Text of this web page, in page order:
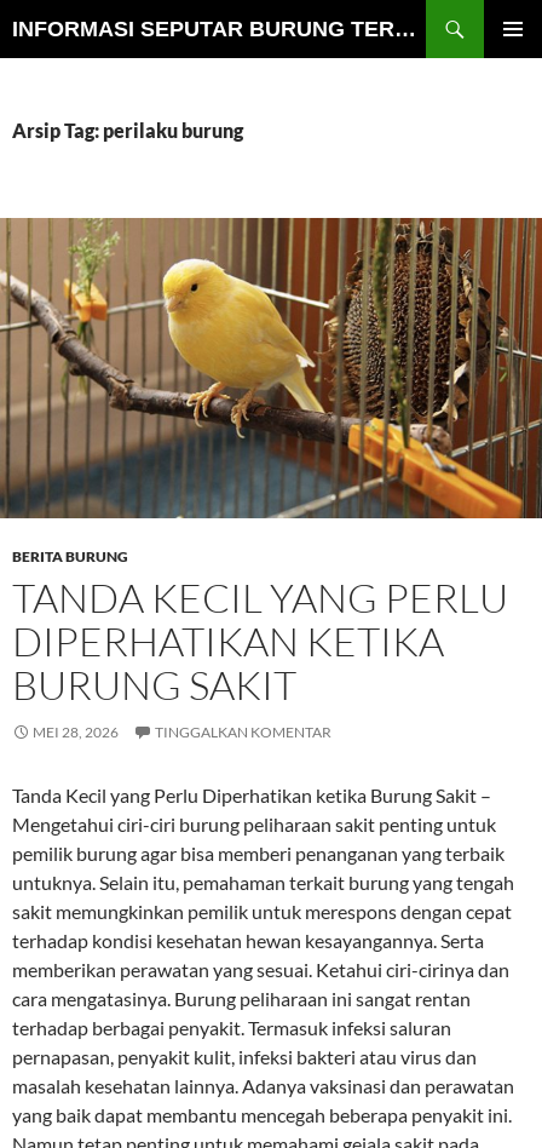
INFORMASI SEPUTAR BURUNG TERLENGKAP
Arsip Tag: perilaku burung
BERITA BURUNG
TANDA KECIL YANG PERLU
DIPERHATIKAN KETIKA
BURUNG SAKIT
MEI 28, 2026 TINGGALKAN KOMENTAR
Tanda Kecil yang Perlu Diperhatikan ketika Burung Sakit –
Mengetahui ciri-ciri burung peliharaan sakit penting untuk
pemilik burung agar bisa memberi penanganan yang terbaik
untuknya. Selain itu, pemahaman terkait burung yang tengah
sakit memungkinkan pemilik untuk merespons dengan cepat
terhadap kondisi kesehatan hewan kesayangannya. Serta
memberikan perawatan yang sesuai. Ketahui ciri-cirinya dan
cara mengatasinya. Burung peliharaan ini sangat rentan
terhadap berbagai penyakit. Termasuk infeksi saluran
pernapasan, penyakit kulit, infeksi bakteri atau virus dan
masalah kesehatan lainnya. Adanya vaksinasi dan perawatan
yang baik dapat membantu mencegah beberapa penyakit ini.